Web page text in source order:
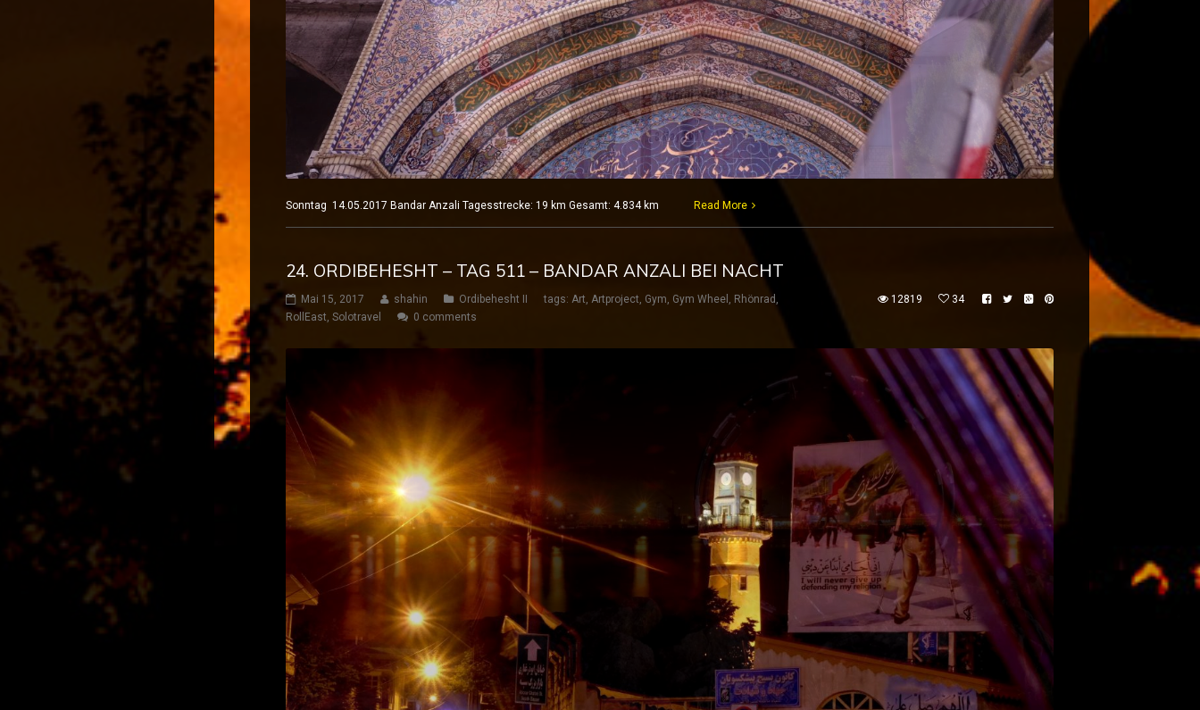
Sonntag 14.05.2017 Bandar Anzali Tagesstrecke: 19 km Gesamt: 4.834 km Read More
24. ORDIBEHESHT – TAG 511 – BANDAR ANZALI BEI NACHT
Mai 15, 2017 shahin Ordibehesht II tags: Art Artproject Gym Gym Wheel Rhönrad
RollEast Solotravel 0 comments
12819 34